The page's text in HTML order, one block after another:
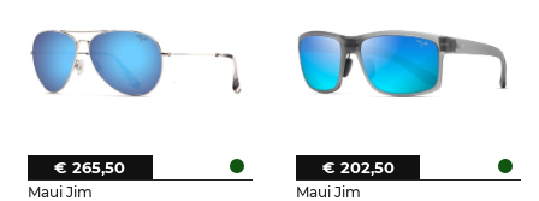
Maui Jim
€ 265,50
Maui Jim
€ 202,50